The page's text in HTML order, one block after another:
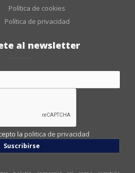
Política de cookies
Política de privacidad
al newsletter
la politica de privacidad
Suscribirse